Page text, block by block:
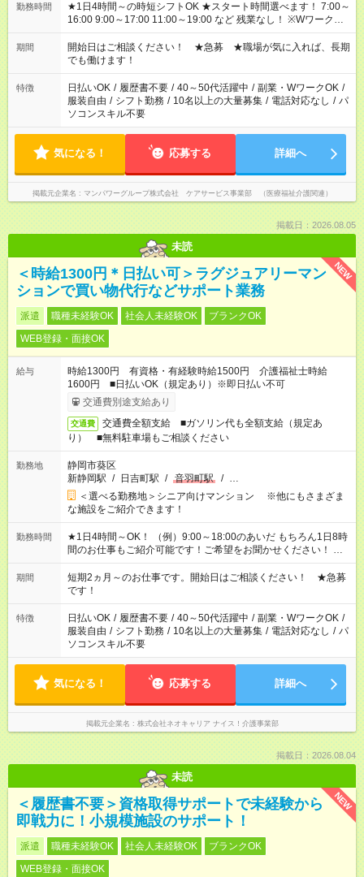
勤務時間
★1日4時間～の時短シフトOK ★スタート時間選べます！ 7:00～
16:00 9:00～17:00 11:00～19:00 など 残業なし！ ※Wワークの
場合、他のお仕事と合わせ週40時間超の就業はご案内できませ
ん ※法令に基づき、週20時間以上勤務は社会保険への加入対象
となります ※労働者派遣法（日雇い派遣の原則禁止）により、
短時間・短期間の就業はご案内が難しい場合があります
期間
開始日はご相談ください！ ★急募 ★職場が気に入れば、長期
でも働けます！
特徴 日払いOK / 履歴書不要 / 40～50代活躍中 / 副業・WワークOK /
服装自由 / シフト勤務 / 10名以上の大量募集 / 電話対応なし / パ
ソコンスキル不要
気になる！ 応募する 詳細へ
掲載元企業名 マンパワーグループ株式会社 ケアサービス事業部 （医療福祉介護関連）
掲載日：2026.08.05
未読
NEW
＜時給1300円＊日払い可＞ラグジュアリーマン
ションで買い物代行などサポート業務
派遣 職種未経験OK 社会人未経験OK
ブランクOK
WEB登録・面接OK
給与
時給1300円 有資格・有経験時給1500円 介護福祉士時給
1600円 ■日払いOK（規定あり）※即日払い不可
交通費別途支給あり
交通費
交通費全額支給 ■ガソリン代も全額支給（規定あ
り） ■無料駐車場もご相談ください
勤務地
静岡市葵区
新静岡駅 / 日吉町駅 / 音羽町駅 / …
＜選べる勤務地＞シニア向けマンション ※他にもさまざま
な施設をご紹介できます！
勤務時間
★1日4時間～OK！ （例）9:00～18:00のあいだ もちろん1日8時
間のお仕事もご紹介可能です！ご希望をお聞かせください！ ★
家庭の都合でお休みが必要な場合も遠慮なくご相談ください。
※週最低15時間以上の勤務が必要です
期間
短期2ヵ月～のお仕事です。開始日はご相談ください！ ★急募
です！
特徴 日払いOK / 履歴書不要 / 40～50代活躍中 / 副業・WワークOK /
服装自由 / シフト勤務 / 10名以上の大量募集 / 電話対応なし / パ
ソコンスキル不要
気になる！ 応募する 詳細へ
掲載元企業名 株式会社ネオキャリア ナイス！介護事業部
掲載日：2026.08.04
未読
NEW
＜履歴書不要＞資格取得サポートで未経験から
即戦力に！小規模施設のサポート！
派遣 職種未経験OK 社会人未経験OK
ブランクOK
WEB登録・面接OK